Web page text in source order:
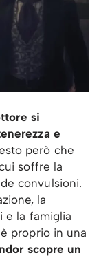
si
e
però che
soffre la
convulsioni.
la
e la famiglia
proprio in una
scopre un